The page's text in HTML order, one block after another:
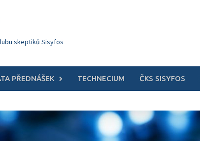
skeptiků Sisyfos
PŘEDNÁŠEK TECHNECIUM ČKS SISYFOS